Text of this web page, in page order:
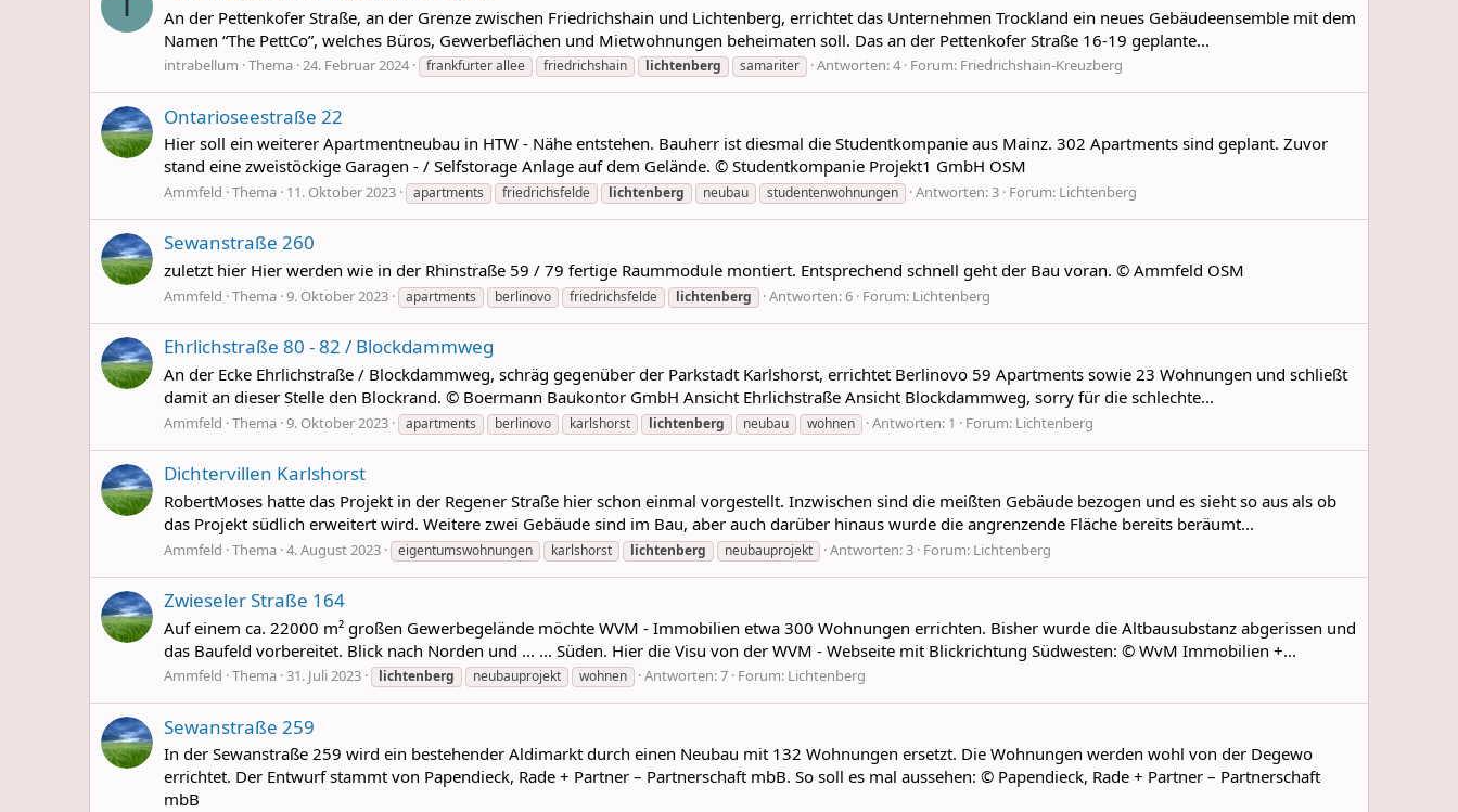
An der Pettenkofer Straße, an der Grenze zwischen Friedrichshain und Lichtenberg, errichtet das Unternehmen Trockland ein neues Gebäudeensemble mit dem
Namen “The PettCo”, welches Büros, Gewerbeflächen und Mietwohnungen beheimaten soll. Das an der Pettenkofer Straße 16-19 geplante...
intrabellum Thema 24. Februar 2024 frankfurter allee friedrichshain lichtenberg samariter Antworten: 4 Forum: Friedrichshain-Kreuzberg
Ontarioseestraße 22
Hier soll ein weiterer Apartmentneubau in HTW - Nähe entstehen. Bauherr ist diesmal die Studentkompanie aus Mainz. 302 Apartments sind geplant. Zuvor
stand eine zweistöckige Garagen - / Selfstorage Anlage auf dem Gelände. © Studentkompanie Projekt1 GmbH OSM
Ammfeld Thema 11. Oktober 2023 apartments friedrichsfelde lichtenberg neubau studentenwohnungen Antworten: 3 Forum: Lichtenberg
Sewanstraße 260
zuletzt hier Hier werden wie in der Rhinstraße 59 / 79 fertige Raummodule montiert. Entsprechend schnell geht der Bau voran. © Ammfeld OSM
Ammfeld Thema 9. Oktober 2023 apartments berlinovo friedrichsfelde lichtenberg Antworten: 6 Forum: Lichtenberg
Ehrlichstraße 80 - 82 / Blockdammweg
An der Ecke Ehrlichstraße / Blockdammweg, schräg gegenüber der Parkstadt Karlshorst, errichtet Berlinovo 59 Apartments sowie 23 Wohnungen und schließt
damit an dieser Stelle den Blockrand. © Boermann Baukontor GmbH Ansicht Ehrlichstraße Ansicht Blockdammweg, sorry für die schlechte...
Ammfeld Thema 9. Oktober 2023 apartments berlinovo karlshorst lichtenberg neubau wohnen Antworten: 1 Forum: Lichtenberg
Dichtervillen Karlshorst
RobertMoses hatte das Projekt in der Regener Straße hier schon einmal vorgestellt. Inzwischen sind die meißten Gebäude bezogen und es sieht so aus als ob
das Projekt südlich erweitert wird. Weitere zwei Gebäude sind im Bau, aber auch darüber hinaus wurde die angrenzende Fläche bereits beräumt...
Ammfeld Thema 4. August 2023 eigentumswohnungen karlshorst lichtenberg neubauprojekt Antworten: 3 Forum: Lichtenberg
Zwieseler Straße 164
Auf einem ca. 22000 m² großen Gewerbegelände möchte WVM - Immobilien etwa 300 Wohnungen errichten. Bisher wurde die Altbausubstanz abgerissen und
das Baufeld vorbereitet. Blick nach Norden und ... ... Süden. Hier die Visu von der WVM - Webseite mit Blickrichtung Südwesten: © WvM Immobilien +...
Ammfeld Thema 31. Juli 2023 lichtenberg neubauprojekt wohnen Antworten: 7 Forum: Lichtenberg
Sewanstraße 259
In der Sewanstraße 259 wird ein bestehender Aldimarkt durch einen Neubau mit 132 Wohnungen ersetzt. Die Wohnungen werden wohl von der Degewo
errichtet. Der Entwurf stammt von Papendieck, Rade + Partner – Partnerschaft mbB. So soll es mal aussehen: © Papendieck, Rade + Partner – Partnerschaft
mbB